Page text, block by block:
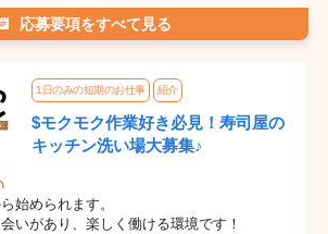
応募要項をすべて見る
1日のみの短期のお仕事 紹介
$モクモク作業好き必見！寿司屋の
キッチン洗い場大募集♪
始められます。
いがあり、楽しく働ける環境です！